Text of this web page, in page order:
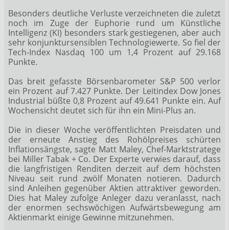
Besonders deutliche Verluste verzeichneten die zuletzt
noch im Zuge der Euphorie rund um Künstliche
Intelligenz (KI) besonders stark gestiegenen, aber auch
sehr konjunktursensiblen Technologiewerte. So fiel der
Tech-Index Nasdaq 100 um 1,4 Prozent auf 29.168
Punkte.
Das breit gefasste Börsenbarometer S&P 500 verlor
ein Prozent auf 7.427 Punkte. Der Leitindex Dow Jones
Industrial büßte 0,8 Prozent auf 49.641 Punkte ein. Auf
Wochensicht deutet sich für ihn ein Mini-Plus an.
Die in dieser Woche veröffentlichten Preisdaten und
der erneute Anstieg des Rohölpreises schürten
Inflationsängste, sagte Matt Maley, Chef-Marktstratege
bei Miller Tabak + Co. Der Experte verwies darauf, dass
die langfristigen Renditen derzeit auf dem höchsten
Niveau seit rund zwölf Monaten notieren. Dadurch
sind Anleihen gegenüber Aktien attraktiver geworden.
Dies hat Maley zufolge Anleger dazu veranlasst, nach
der enormen sechswöchigen Aufwärtsbewegung am
Aktienmarkt einige Gewinne mitzunehmen.